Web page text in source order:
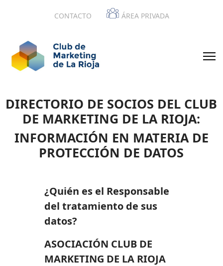
CONTACTO ÁREA PRIVADA
DIRECTORIO DE SOCIOS DEL CLUB
DE MARKETING DE LA RIOJA:
INFORMACIÓN EN MATERIA DE
PROTECCIÓN DE DATOS
¿Quién es el Responsable
del tratamiento de sus
datos?
ASOCIACIÓN CLUB DE
MARKETING DE LA RIOJA